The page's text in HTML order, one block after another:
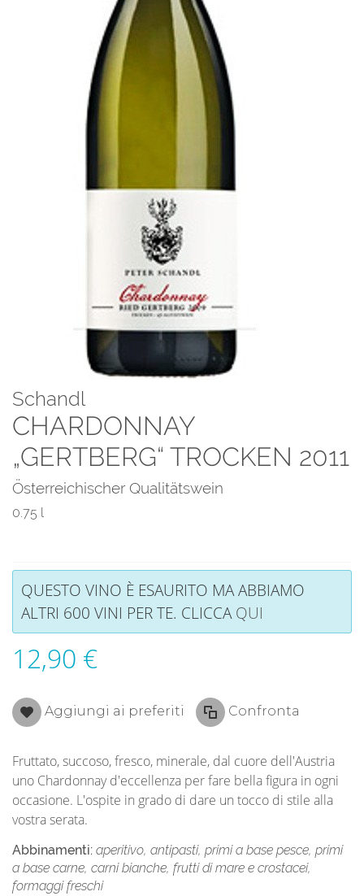
Schandl
CHARDONNAY
„GERTBERG“ TROCKEN 2011
Österreichischer Qualitätswein
0.75 l
QUESTO VINO È ESAURITO MA ABBIAMO
ALTRI 600 VINI PER TE. CLICCAQUI
12,90 €
Aggiungi ai preferiti Confronta
Fruttato, succoso, fresco, minerale, dal cuore dell'Austria
uno Chardonnay d'eccellenza per fare bella figura in ogni
occasione. L'ospite in grado di dare un tocco di stile alla
vostra serata.
Abbinamenti: aperitivo, antipasti, primi a base pesce, primi
a base carne, carni bianche, frutti di mare e crostacei,
formaggi freschi